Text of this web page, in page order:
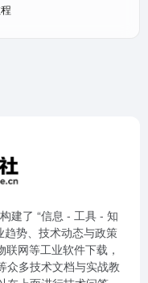
建了 “信息 - 工具 - 知
趋势、技术动态与政策
网等工业软件下载，
众多技术文档与实战教